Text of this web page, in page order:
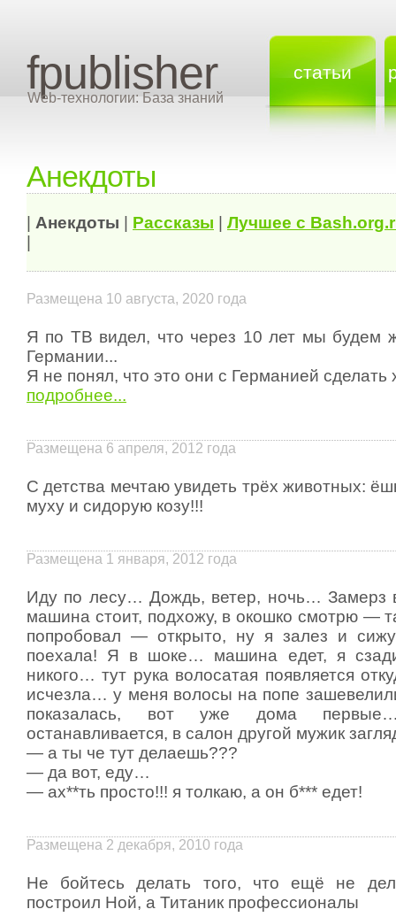
fpublisher
Web-технологии: База знаний
статьи
Анекдоты
Анекдоты Рассказы
Лучшее с
Размещена 10 августа, 2020 года
Я по ТВ видел, что через 10 лет мы будем
Германии...
Я не понял, что это они с Германией сделать
подробнее...
Размещена 6 апреля, 2012 года
С детства мечтаю увидеть трёх животных:
муху и сидорую козу!!!
Размещена 1 января, 2012 года
Иду по лесу… Дождь, ветер, ночь…
машина стоит, подхожу, в окошко смотрю —
попробовал — открыто, ну я залез и
поехала! Я в шоке… машина едет, я
никого… тут рука волосатая появляется
исчезла… у меня волосы на попе
показалась, вот уже дома
останавливается, в салон другой мужик
— а ты че тут делаешь???
— да вот, еду…
— ах**ть просто!!! я толкаю, а он б*** едет!
Размещена 2 декабря, 2010 года
Не бойтесь делать того, что ещё не
построил Ной, а Титаник профессионалы